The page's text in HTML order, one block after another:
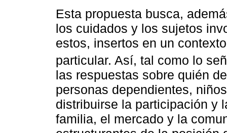
Esta propuesta busca,
los cuidados y los sujetos
estos, insertos en un
particular. Así, tal como lo
las respuestas sobre quién
personas dependientes,
distribuirse la participación y
familia, el mercado y la